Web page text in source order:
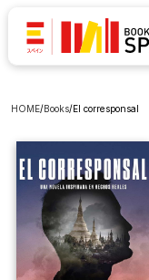
HOME/Books/El corresponsal